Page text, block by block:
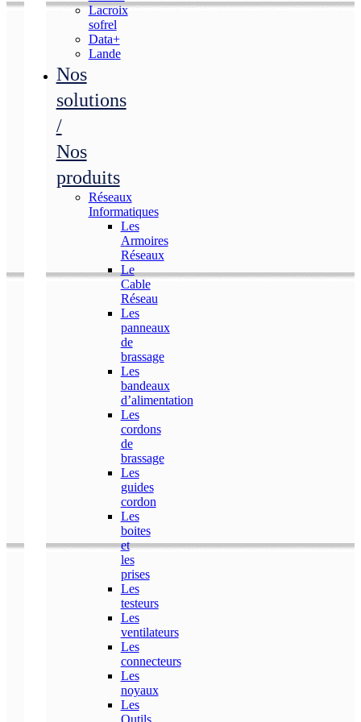
Lacroix
sofrel
Data+
Lande
Nos
solutions
/
Nos
produits
Réseaux
Informatiques
Les
Armoires
Réseaux
Le
Cable
Réseau
Les
panneaux
de
brassage
Les
bandeaux
d’alimentation
Les
cordons
de
brassage
Les
guides
cordon
Les
boites
et
les
prises
Les
testeurs
Les
ventilateurs
Les
connecteurs
Les
noyaux
Les
Outils